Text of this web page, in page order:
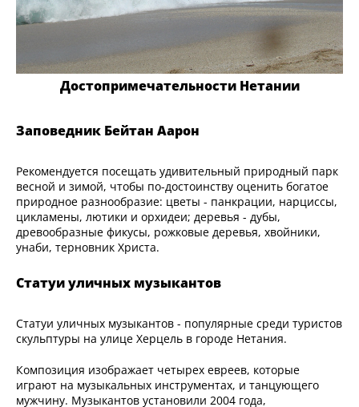
Достопримечательности Нетании
Заповедник Бейтан Аарон
Рекомендуется посещать удивительный природный парк
весной и зимой, чтобы по-достоинству оценить богатое
природное разнообразие: цветы - панкрации, нарциссы,
цикламены, лютики и орхидеи; деревья - дубы,
древообразные фикусы, рожковые деревья, хвойники,
унаби, терновник Христа.
Статуи уличных музыкантов
Статуи уличных музыкантов - популярные среди туристов
скульптуры на улице Херцель в городе Нетания.
Композиция изображает четырех евреев, которые
играют на музыкальных инструментах, и танцующего
мужчину. Музыкантов установили 2004 года,